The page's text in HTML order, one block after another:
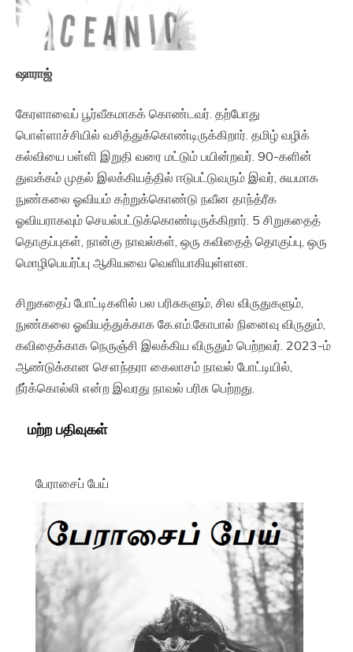
ஷாராஜ்
கேரளாவைப் பூர்வீகமாகக் கொண்டவர். தற்போது
பொள்ளாச்சியில் வசித்துக்கொண்டிருக்கிறார். தமிழ் வழிக்
கல்வியை பள்ளி இறுதி வரை மட்டும் பயின்றவர். 90-களின்
துவக்கம் முதல் இலக்கியத்தில் ஈடுபட்டுவரும் இவர், சுயமாக
நுண்கலை ஓவியம் கற்றுக்கொண்டு நவீன தாந்த்ரீக
ஓவியராகவும் செயல்பட்டுக்கொண்டிருக்கிறார். 5 சிறுகதைத்
தொகுப்புகள், நான்கு நாவல்கள், ஒரு கவிதைத் தொகுப்பு, ஒரு
மொழிபெயர்ப்பு ஆகியவை வெளியாகியுள்ளன.
சிறுகதைப் போட்டிகளில் பல பரிசுகளும், சில விருதுகளும்,
நுண்கலை ஓவியத்துக்காக கே.எம்.கோபால் நினைவு விருதும்,
கவிதைக்காக நெருஞ்சி இலக்கிய விருதும் பெற்றவர். 2023-ம்
ஆண்டுக்கான சௌந்தரா கைலாசம் நாவல் போட்டியில்,
நீர்க்கொல்லி என்ற இவரது நாவல் பரிசு பெற்றது.
மற்ற பதிவுகள்
பேராசைப் பேய்